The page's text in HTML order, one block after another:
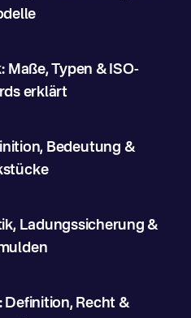
Typen & ISO-
erklärt
Bedeutung &
Ladungssicherung &
Definition, Recht &